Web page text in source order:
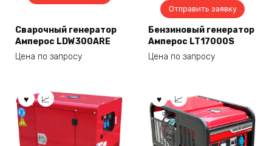
Сварочный генератор
Амперос LDW300ARE
Цена по запросу
Отправить заявку
Бензиновый генератор
Амперос LT17000S
Цена по запросу